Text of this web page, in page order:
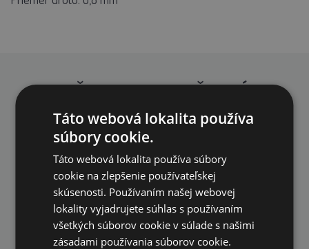
PREČO NAKUPOVAŤ U NÁS?
DOPRAVA ZDARMA
na všetky objednávky od 200€ vrátane DPH.
Táto webová lokalita používa
súbory cookie.
Táto webová lokalita používa súbory
cookie na zlepšenie používateľskej
skúsenosti. Používaním našej webovej
lokality vyjadrujete súhlas s používaním
všetkých súborov cookie v súlade s našimi
zásadami používania súborov cookie.